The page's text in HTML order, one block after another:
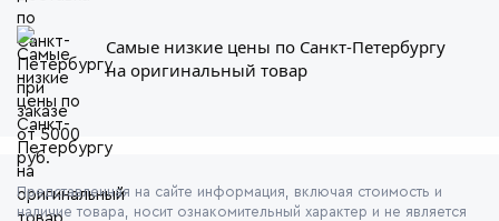
Самые низкие цены по Санкт-Петербургу
на оригинальный товар
Представленная на сайте информация, включая стоимость и
наличие товара, носит ознакомительный характер и не является